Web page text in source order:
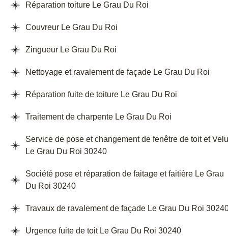
Réparation toiture Le Grau Du Roi
Couvreur Le Grau Du Roi
Zingueur Le Grau Du Roi
Nettoyage et ravalement de façade Le Grau Du Roi
Réparation fuite de toiture Le Grau Du Roi
Traitement de charpente Le Grau Du Roi
Service de pose et changement de fenêtre de toit et
Le Grau Du Roi 30240
Société pose et réparation de faitage et faitière Le Grau
Du Roi 30240
Travaux de ravalement de façade Le Grau Du Roi
Urgence fuite de toit Le Grau Du Roi 30240